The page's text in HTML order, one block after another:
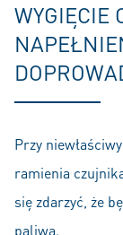
WYGIĘCIE
Przy
ramienia
się zdarzyć, że
paliwa.